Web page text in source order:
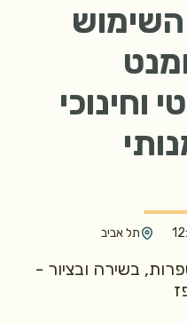
וחינוכי
תל אביב
בשירה ובציור -